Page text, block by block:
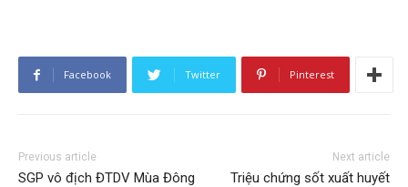
Facebook Twitter Pinterest
Previous article
SGP vô địch ĐTDV Mùa Đông
Next article
Triệu chứng sốt xuất huyết